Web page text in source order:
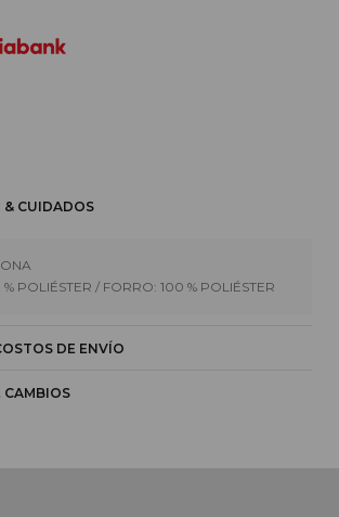
& CUIDADOS
POLIÉSTER / FORRO: 100 % POLIÉSTER
DE ENVÍO
CAMBIOS